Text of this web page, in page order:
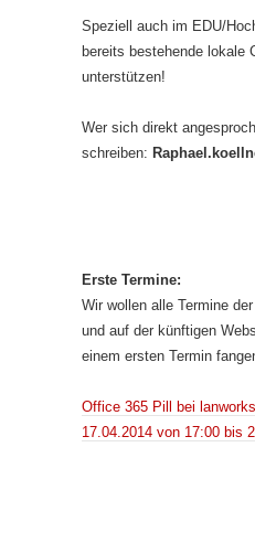
Speziell auch im EDU/
bereits bestehende lokale
unterstützen!
Wer sich direkt
schreiben:
Erste Termine:
Wir wollen alle Termine
und auf der künftigen
einem ersten Termin
Office 365 Pill bei
17.04.2014 von 17:00 bis